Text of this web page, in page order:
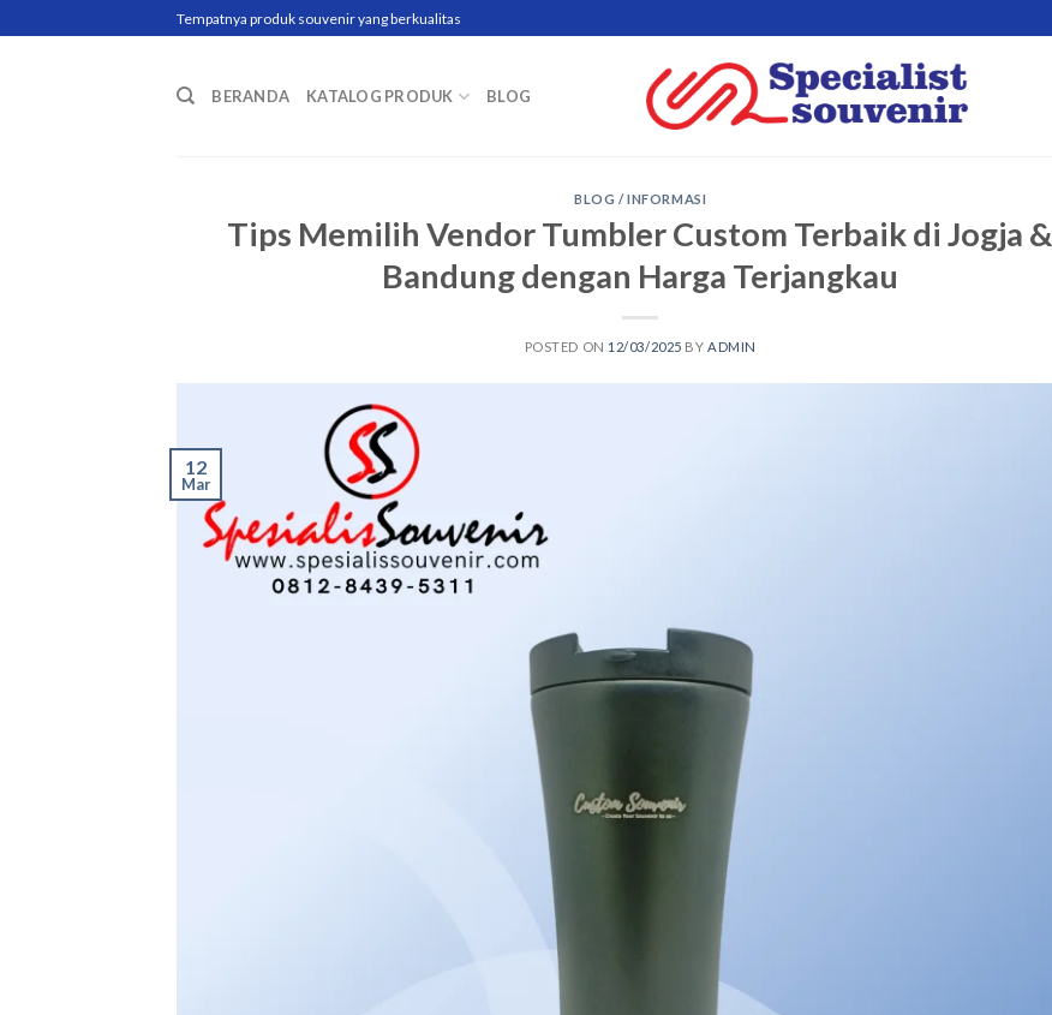
to
Tempatnya produk souvenir yang berkualitas
BERANDA KATALOG PRODUK BLOG
BLOG / INFORMASI
Tips Memilih Vendor Tumbler Custom Terbaik di Jogja &
Bandung dengan Harga Terjangkau
POSTED ON 12/03/2025 BY ADMIN
12
Mar